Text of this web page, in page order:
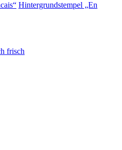
Hintergrundstempel „En
frisch